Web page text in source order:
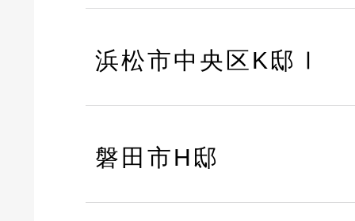
浜松市中央区K邸Ⅰ
磐田市H邸